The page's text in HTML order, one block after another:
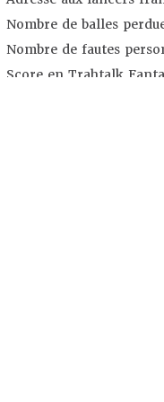
Nombre de balles
Nombre de fautes
Score en Trahtalk